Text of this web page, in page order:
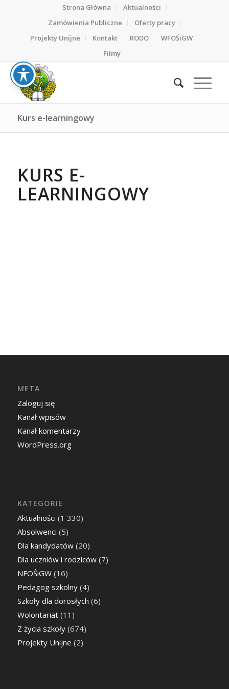
Strona Główna
Aktualności
Zamówienia Publiczne
Oferty pracy
Projekty Unijne
Kontakt RODO
WFOŚiGW
Filmy
Kurs e-learningowy
KURS E-
LEARNINGOWY
META
Zaloguj się
Kanał wpisów
Kanał komentarzy
WordPress.org
KATEGORIE
Aktualności (1 330)
Absolwenci (5)
Dla kandydatów(20)
Dla uczniów i rodziców(7)
NFOŚiGW(16)
Pedagog szkolny(4)
Szkoły dla dorosłych (6)
Wolontariat(11)
Z życia szkoły(674)
Projekty Unijne (2)